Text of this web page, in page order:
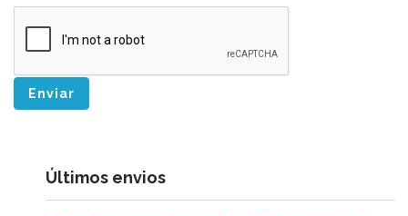
Enviar
Últimos envios